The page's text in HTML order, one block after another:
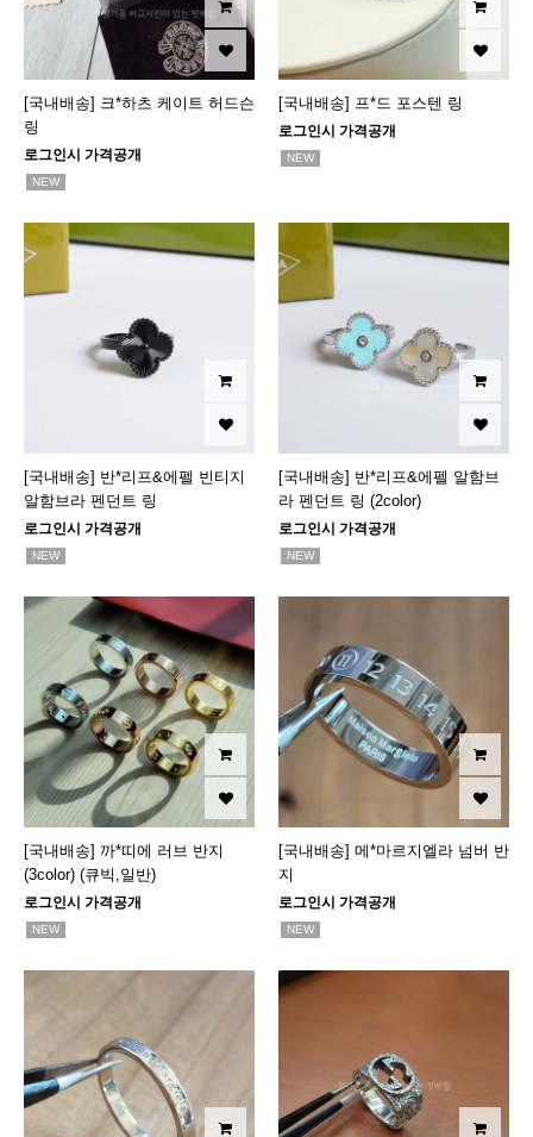
[국내배송] 크*하츠 케이트 허드슨
링
로그인시 가격공개
NEW
[국내배송] 프*드 포스텐 링
로그인시 가격공개
NEW
[국내배송] 반*리프&에펠 빈티지
알함브라 펜던트 링
로그인시 가격공개
NEW
[국내배송] 반*리프&에펠 알함브
라 펜던트 링 (2color)
로그인시 가격공개
NEW
[국내배송] 까*띠에 러브 반지
(3color) (큐빅,일반)
로그인시 가격공개
NEW
[국내배송] 메*마르지엘라 넘버 반
지
로그인시 가격공개
NEW